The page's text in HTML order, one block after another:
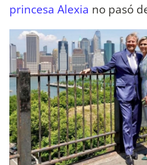
princesa Alexia no pasó